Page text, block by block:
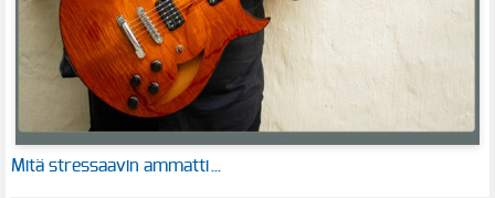
Mitä stressaavin ammatti…